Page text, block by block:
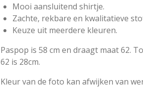
Mooi aansluitend shirtje.
Zachte, rekbare en kwalitatieve
Keuze uit meerdere kleuren.
Paspop is 58 cm en draagt maat 62.
62 is 28cm.
Kleur van de foto kan afwijken van